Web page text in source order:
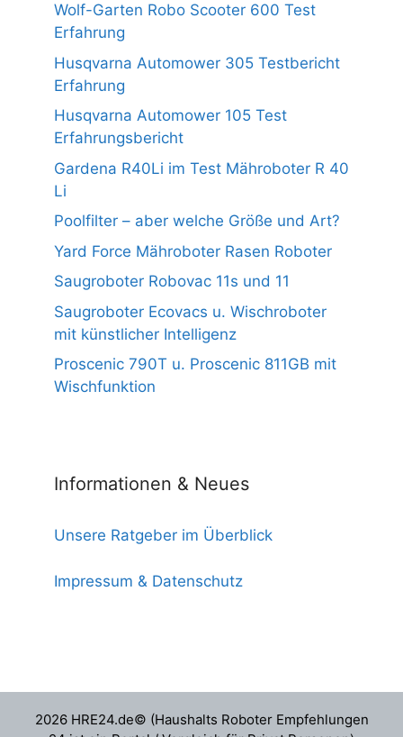
Wolf-Garten Robo Scooter 600 Test
Erfahrung
Husqvarna Automower 305 Testbericht
Erfahrung
Husqvarna Automower 105 Test
Erfahrungsbericht
Gardena R40Li im Test Mähroboter R 40
Li
Poolfilter – aber welche Größe und Art?
Yard Force Mähroboter Rasen Roboter
Saugroboter Robovac 11s und 11
Saugroboter Ecovacs u. Wischroboter
mit künstlicher Intelligenz
Proscenic 790T u. Proscenic 811GB mit
Wischfunktion
Informationen & Neues
Unsere Ratgeber im Überblick
Impressum & Datenschutz
2026 HRE24.de© (Haushalts Roboter Empfehlungen